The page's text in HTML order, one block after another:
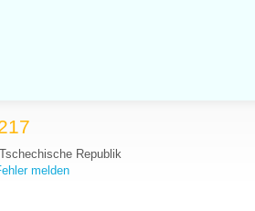
Republik
melden